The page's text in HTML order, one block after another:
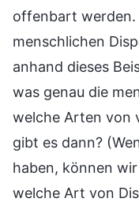
offenbart werden.
menschlichen
anhand dieses
was genau die
welche Arten von
gibt es dann?
haben, können
welche Art von